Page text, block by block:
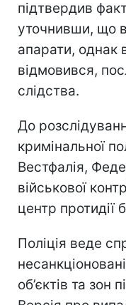
підтвердив
уточнивши, що
апарати, однак
відмовився,
слідства.
До
кримінальної
Вестфалія,
військової
центр протидії
Поліція веде
об’єктів та зон